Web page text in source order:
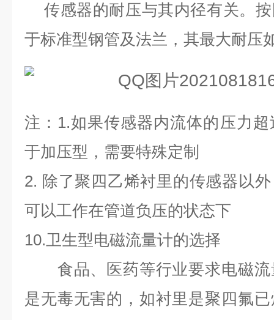
传感器的耐压与其内径有关。
于标准型钢管及法兰，其最大耐压
注： 1.如果传感器内流体的压力
于加压型，需要特殊定制
2. 除了聚四乙烯衬里的传感器以
可以工作在管道负压的状态下
10.卫生型电磁流量计的选择
食品、医药等行业要求电磁流
是无毒无害的，如衬里是聚四氟